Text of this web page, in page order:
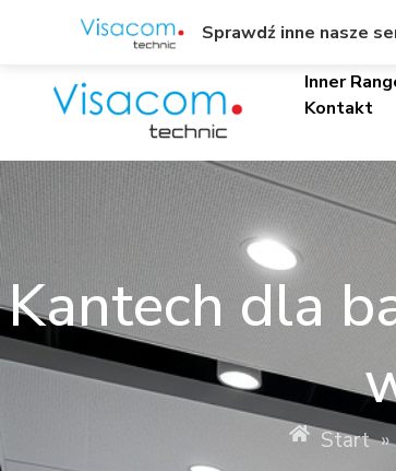
ul. Wł. Trylińskiego 8/L1, Olsztyn
Inner
Kontakt
Kantech dla
Start »
Sprawdź inne nasze